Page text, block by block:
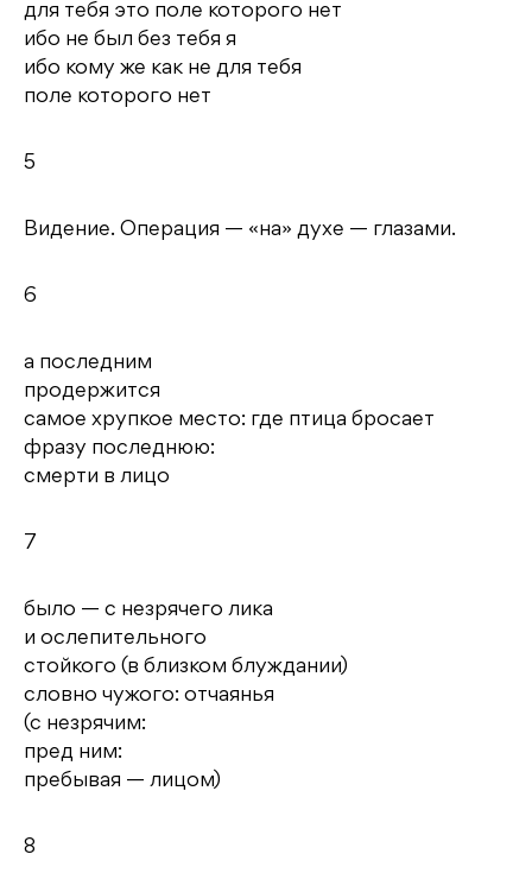
для тебя это поле которого нет
ибо не был без тебя я
ибо кому же как не для тебя
поле которого нет
5
Видение. Операция — «на» духе — глазами.
6
а последним
продержится
самое хрупкое место: где птица бросает
фразу последнюю:
смерти в лицо
7
было — с незрячего лика
и ослепительного
стойкого (в близком блуждании)
словно чужого: отчаянья
(с незрячим:
пред ним:
пребывая — лицом)
8